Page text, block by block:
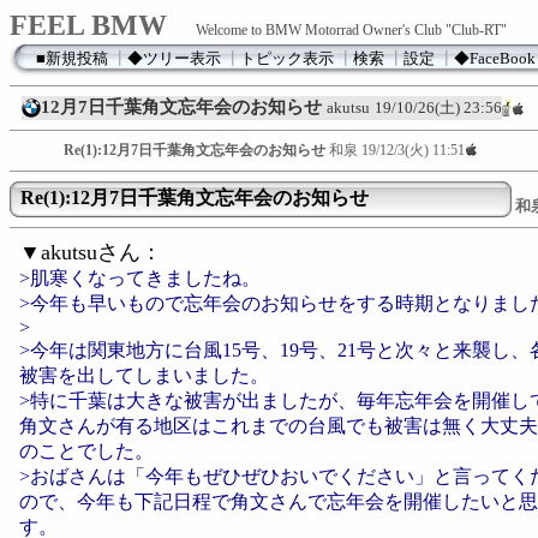
FEEL BMW Welcome to BMW Motorrad Owner's Club "Club-RT"
■新規投稿┃◆ツリー表示┃トピック表示┃検索┃設定┃◆FaceBook
12月7日千葉角文忘年会のお知らせ akutsu 19/10/26(土) 23:56
Re(1):12月7日千葉角文忘年会のお知らせ 和泉 19/12/3(火) 11:51
Re(1):12月7日千葉角文忘年会のお知らせ 和
▼akutsuさん：
>肌寒くなってきましたね。
>今年も早いもので忘年会のお知らせをする時期となりまし
>
>今年は関東地方に台風15号、19号、21号と次々と来襲し、
被害を出してしまいました。
>特に千葉は大きな被害が出ましたが、毎年忘年会を開催し
角文さんが有る地区はこれまでの台風でも被害は無く大丈
のことでした。
>おばさんは「今年もぜひぜひおいでください」と言ってく
ので、今年も下記日程で角文さんで忘年会を開催したいと
す。